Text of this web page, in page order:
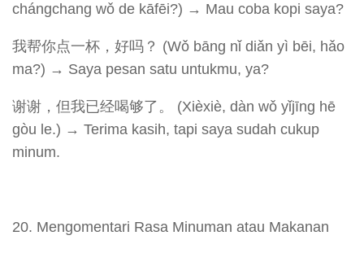
chángchang wǒ de kāfēi?) → Mau coba kopi saya?
我帮你点一杯，好吗？ (Wǒ bāng nǐ diǎn yì bēi, hǎo
ma?) → Saya pesan satu untukmu, ya?
谢谢，但我已经喝够了。 (Xièxiè, dàn wǒ yǐjīng hē
gòu le.) → Terima kasih, tapi saya sudah cukup
minum.
Mengomentari Rasa Minuman atau Makanan